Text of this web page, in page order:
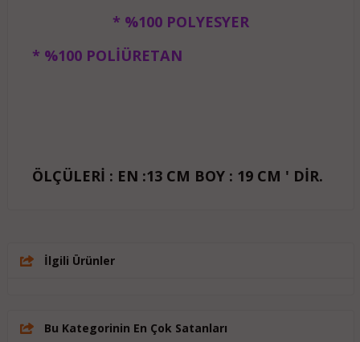
* %100 POLYESYER
* %100 POLİÜRETAN
ÖLÇÜLERİ : EN :13 CM BOY : 19 CM ' DİR.
İlgili Ürünler
Bu Kategorinin En Çok Satanları